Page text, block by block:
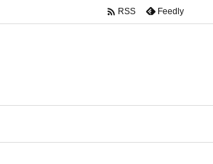
 RSS Feedly